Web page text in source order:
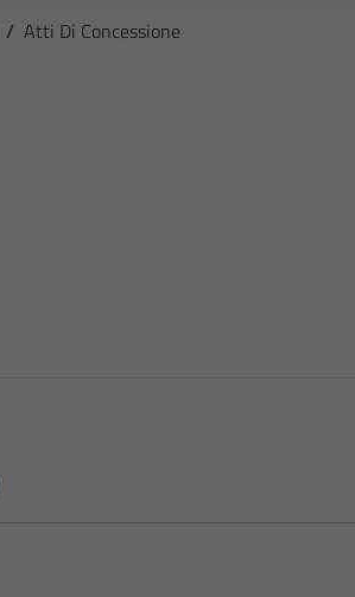
/ Atti Di Concessione